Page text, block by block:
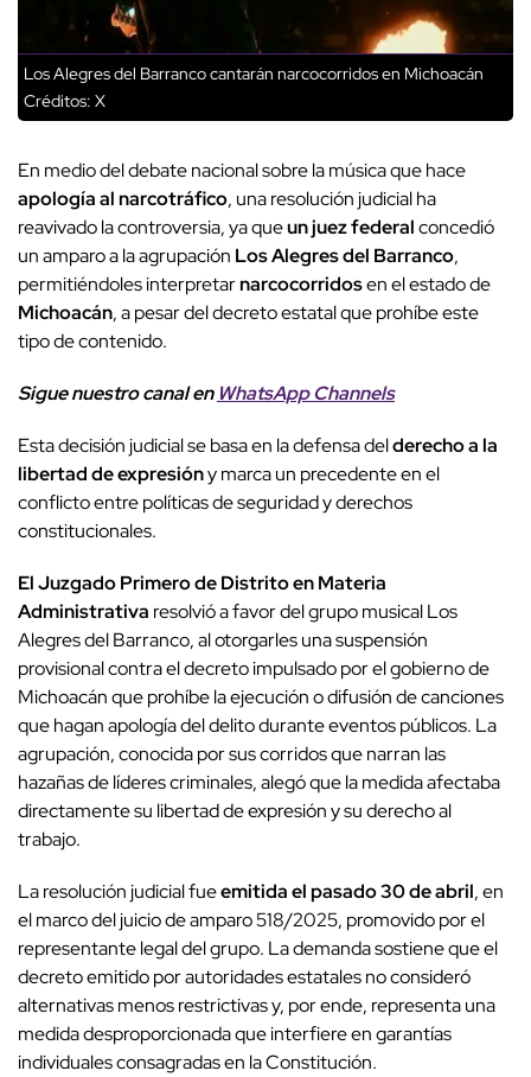
Los Alegres del Barranco cantarán narcocorridos en Michoacán
Créditos: X
En medio del debate nacional sobre la música que hace
apología al narcotráfico, una resolución judicial ha
reavivado la controversia, ya queun juez federalconcedió
un amparo a la agrupación Los Alegres del Barranco,
permitiéndoles interpretarnarcocorridosen el estado de
Michoacán, a pesar del decreto estatal que prohíbe este
tipo de contenido.
Sigue nuestro canal en WhatsApp Channels
Esta decisión judicial se basa en la defensa delderecho a la
libertad de expresióny marca un precedente en el
conflicto entre políticas de seguridad y derechos
constitucionales.
El Juzgado Primero de Distrito en Materia
Administrativa resolvió a favor del grupo musical Los
Alegres del Barranco, al otorgarles una suspensión
provisional contra el decreto impulsado por el gobierno de
Michoacán que prohíbe la ejecución o difusión de canciones
que hagan apología del delito durante eventos públicos. La
agrupación, conocida por sus corridos que narran las
hazañas de líderes criminales, alegó que la medida afectaba
directamente su libertad de expresión y su derecho al
trabajo.
La resolución judicial fueemitida el pasado 30 de abril, en
el marco del juicio de amparo 518/2025, promovido por el
representante legal del grupo. La demanda sostiene que el
decreto emitido por autoridades estatales no consideró
alternativas menos restrictivas y, por ende, representa una
medida desproporcionada que interfiere en garantías
individuales consagradas en la Constitución.